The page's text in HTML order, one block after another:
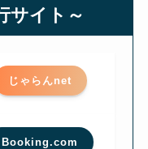
サイト～
じゃらんnet
Booking.com